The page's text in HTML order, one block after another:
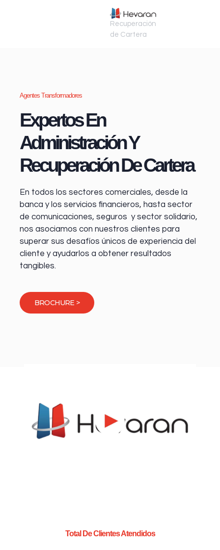
Recuperación
de Cartera
Agentes Transformadores
Expertos En
Administración Y
Recuperación De Cartera
En todos los sectores comerciales, desde la
banca y los servicios financieros, hasta sector
de comunicaciones, seguros y sector solidario,
nos asociamos con nuestros clientes para
superar sus desafíos únicos de experiencia del
cliente y ayudarlos a obtener resultados
tangibles.
BROCHURE >
Total De Clientes Atendidos